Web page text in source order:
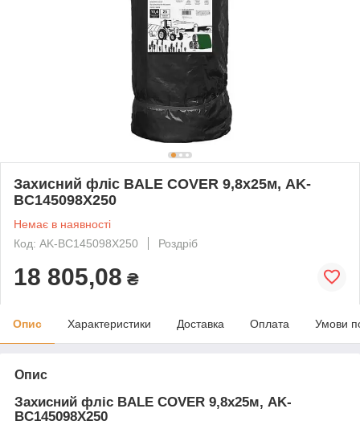
Захисний фліс BALE COVER 9,8х25м, AK-
BC145098X250
Немає в наявності
Код: AK-BC145098X250
Роздріб
18 805,08 ₴
Опис Характеристики Доставка Оплата Умови
Опис
Захисний фліс BALE COVER 9,8х25м, AK-
BC145098X250